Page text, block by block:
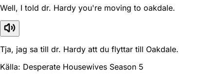
Well, I told dr. Hardy you're moving to oakdale.
Tja, jag sa till dr. Hardy att du flyttar till Oakdale.
Källa: Desperate Housewives Season 5